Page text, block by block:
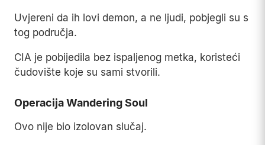
Uvjereni da ih lovi demon, a ne ljudi, pobjegli su s
tog područja.
CIA je pobijedila bez ispaljenog metka, koristeći
čudovište koje su sami stvorili.
Operacija Wandering Soul
Ovo nije bio izolovan slučaj.